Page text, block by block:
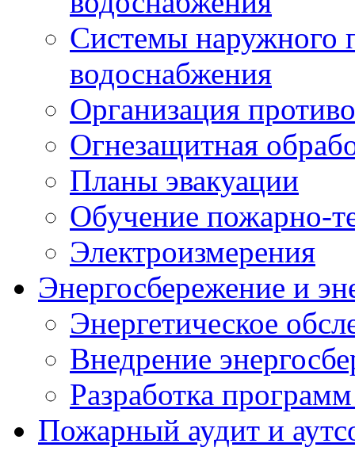
Системы наружного
водоснабжения
Организация
Огнезащитная
Планы эвакуации
Обучение пожарно-
Электроизмерения
Энергосбережение и
Энергетическое
Внедрение
Разработка
Пожарный аудит и